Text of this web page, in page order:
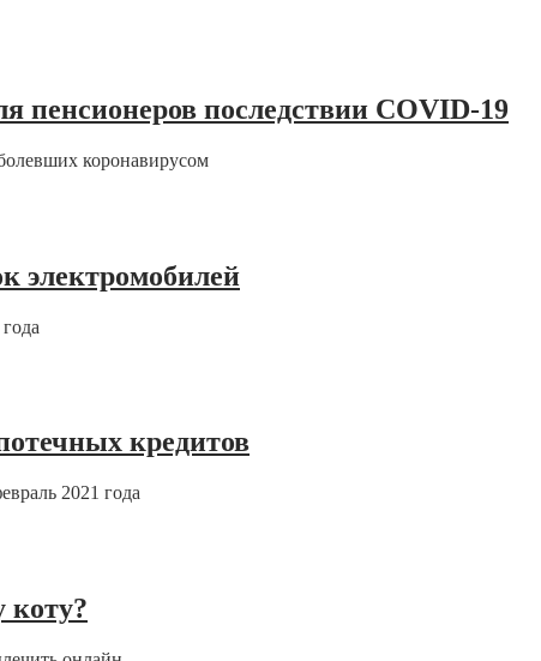
пенсионеров последствии COVID-19
коронавирусом
электромобилей
кредитов
2021 года
коту?